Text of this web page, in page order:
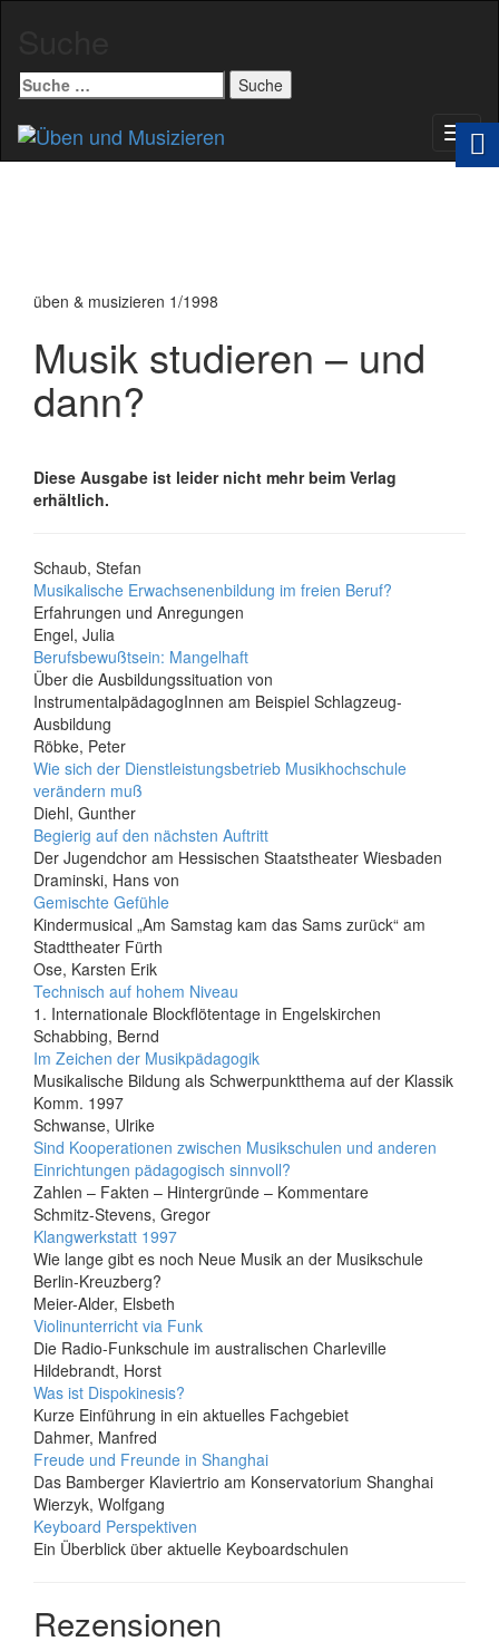
Suche
nach:
üben & musizieren 1/1998
Musik studieren – und
dann?
Diese Ausgabe ist leider nicht mehr beim Verlag
erhältlich.
Schaub, Stefan
Musikalische Erwachsenenbildung im freien Beruf?
Erfahrungen und Anregungen
Engel, Julia
Berufsbewußtsein: Mangelhaft
Über die Ausbildungssituation von
InstrumentalpädagogInnen am Beispiel Schlagzeug-
Ausbildung
Röbke, Peter
Wie sich der Dienstleistungsbetrieb Musikhochschule
verändern muß
Diehl, Gunther
Begierig auf den nächsten Auftritt
Der Jugendchor am Hessischen Staatstheater Wiesbaden
Draminski, Hans von
Gemischte Gefühle
Kindermusical „Am Samstag kam das Sams zurück“ am
Stadttheater Fürth
Ose, Karsten Erik
Technisch auf hohem Niveau
1. Internationale Blockflötentage in Engelskirchen
Schabbing, Bernd
Im Zeichen der Musikpädagogik
Musikalische Bildung als Schwerpunktthema auf der Klassik
Komm. 1997
Schwanse, Ulrike
Sind Kooperationen zwischen Musikschulen und anderen
Einrichtungen pädagogisch sinnvoll?
Zahlen – Fakten – Hintergründe – Kommentare
Schmitz-Stevens, Gregor
Klangwerkstatt 1997
Wie lange gibt es noch Neue Musik an der Musikschule
Berlin-Kreuzberg?
Meier-Alder, Elsbeth
Violinunterricht via Funk
Die Radio-Funkschule im australischen Charleville
Hildebrandt, Horst
Was ist Dispokinesis?
Kurze Einführung in ein aktuelles Fachgebiet
Dahmer, Manfred
Freude und Freunde in Shanghai
Das Bamberger Klaviertrio am Konservatorium Shanghai
Wierzyk, Wolfgang
Keyboard Perspektiven
Ein Überblick über aktuelle Keyboardschulen
Rezensionen